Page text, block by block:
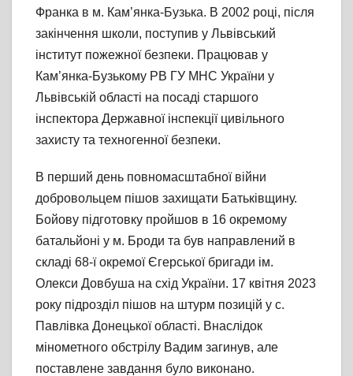
Франка в м. Кам’янка-Бузька. В 2002 році, після
закінчення школи, поступив у Львівський
інститут пожежної безпеки. Працював у
Кам’янка-Бузькому РВ ГУ МНС України у
Львівській області на посаді старшого
інспектора Державної інспекції цивільного
захисту та техногенної безпеки.
В перший день повномасштабної війни
добровольцем пішов захищати Батьківщину.
Бойову підготовку пройшов в 16 окремому
батальйоні у м. Броди та був направлений в
складі 68-ї окремої Єгерської бригади ім.
Олекси Довбуша на схід України. 17 квітня 2023
року підрозділ пішов на штурм позицій у с.
Павлівка Донецької області. Внаслідок
мінометного обстрілу Вадим загинув, але
поставлене завдання було виконано.